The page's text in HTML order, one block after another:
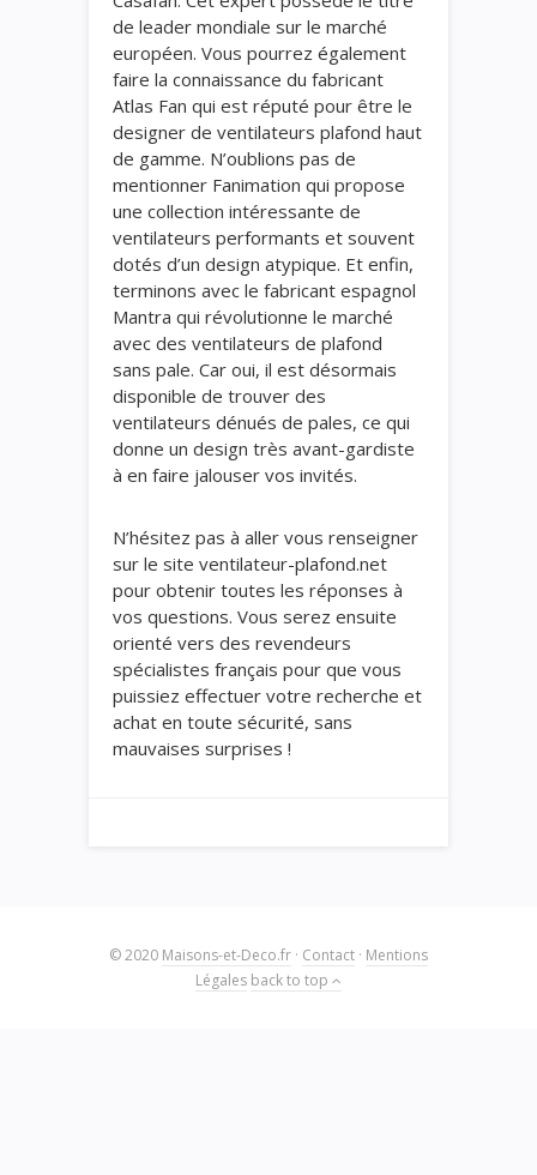
de leader mondiale sur le marché
européen. Vous pourrez également
faire la connaissance du fabricant
Atlas Fan qui est réputé pour être le
designer de ventilateurs plafond haut
de gamme. N’oublions pas de
mentionner Fanimation qui propose
une collection intéressante de
ventilateurs performants et souvent
dotés d’un design atypique. Et enfin,
terminons avec le fabricant espagnol
Mantra qui révolutionne le marché
avec des ventilateurs de plafond
sans pale. Car oui, il est désormais
disponible de trouver des
ventilateurs dénués de pales, ce qui
donne un design très avant-gardiste
à en faire jalouser vos invités.
N’hésitez pas à aller vous renseigner
sur le site ventilateur-plafond.net
pour obtenir toutes les réponses à
vos questions. Vous serez ensuite
orienté vers des revendeurs
spécialistes français pour que vous
puissiez effectuer votre recherche et
achat en toute sécurité, sans
mauvaises surprises !
© 2020 Maisons-et-Deco.fr · Contact · Mentions
Légales back to top